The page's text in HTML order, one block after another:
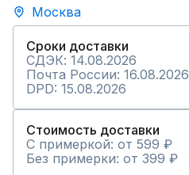
Москва
Сроки доставки
СДЭК: 14.08.2026
Почта России: 16.08.2026
DPD: 15.08.2026
Стоимость доставки
С примеркой: от 599 ₽
Без примерки: от 399 ₽